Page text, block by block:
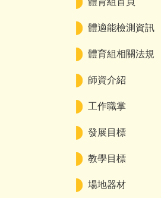
體適能檢測資訊
體育組相關法規
師資介紹
工作職掌
發展目標
教學目標
場地器材